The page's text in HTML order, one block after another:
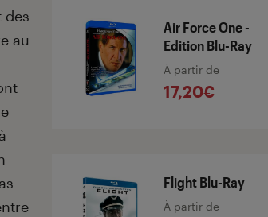
des
au
Air Force One -
Edition Blu-Ray
À partir de
17,20€
Flight Blu-Ray
À partir de